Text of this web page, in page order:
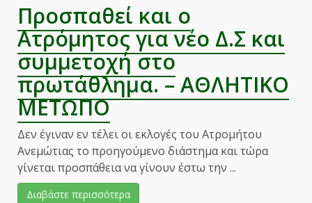
Προσπαθεί και ο
Ατρόμητος για νέο Δ.Σ και
συμμετοχή στο
πρωτάθλημα. – ΑΘΛΗΤΙΚΟ
ΜΕΤΩΠΟ
Δεν έγιναν εν τέλει οι εκλογές του Ατρομήτου
Ανεμώτιας το προηγούμενο διάστημα και τώρα
γίνεται προσπάθεια να γίνουν έστω την ...
Διαβάστε περισσότερα